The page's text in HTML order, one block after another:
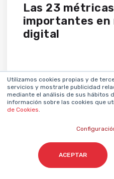
Utilizamos cookies propias y de
servicios y mostrarle publicidad
mediante el análisis de sus hábitos
información sobre las cookies que
de Cookies.
ACEPTAR
Las 23
importantes en
digital